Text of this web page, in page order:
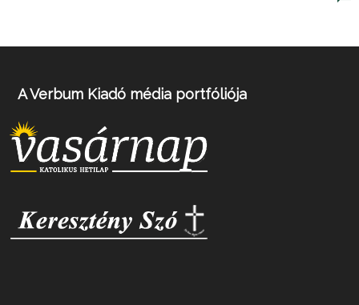
A Verbum Kiadó média portfóliója